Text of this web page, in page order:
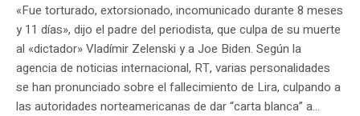
«Fue torturado, extorsionado, incomunicado durante 8 meses
y 11 días», dijo el padre del periodista, que culpa de su muerte
al «dictador» Vladímir Zelenski y a Joe Biden. Según la
agencia de noticias internacional, RT, varias personalidades
se han pronunciado sobre el fallecimiento de Lira, culpando a
las autoridades norteamericanas de dar “carta blanca” a...